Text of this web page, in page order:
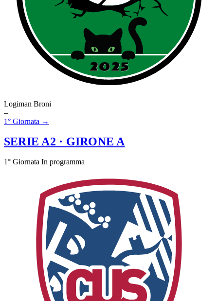
Logiman Broni
–
1° Giornata →
SERIE A2 · GIRONE A
1° Giornata In programma